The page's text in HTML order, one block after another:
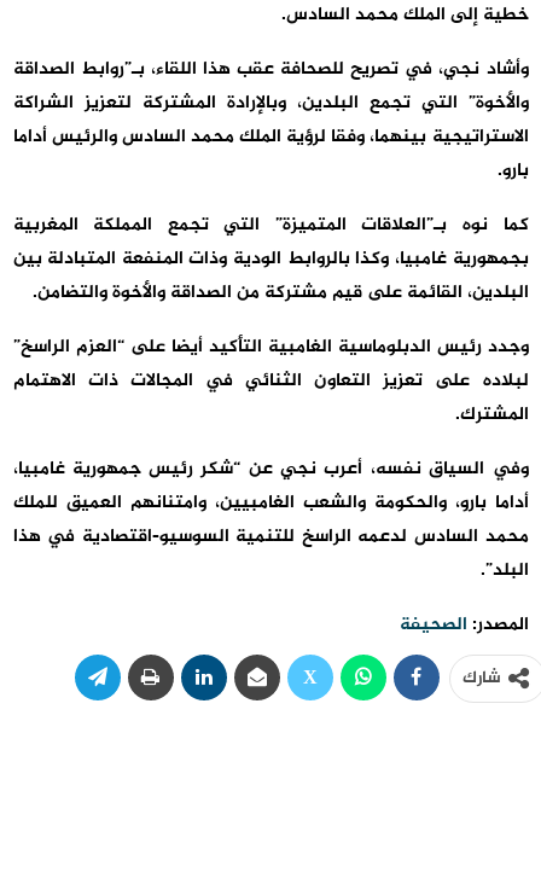
خطية إلى الملك محمد السادس.
وأشاد نجي، في تصريح للصحافة عقب هذا اللقاء، بـ”روابط الصداقة
والأخوة” التي تجمع البلدين، وبالإرادة المشتركة لتعزيز الشراكة
الاستراتيجية بينهما، وفقا لرؤية الملك محمد السادس والرئيس أداما
بارو.
كما نوه بـ”العلاقات المتميزة” التي تجمع المملكة المغربية
بجمهورية غامبيا، وكذا بالروابط الودية وذات المنفعة المتبادلة بين
البلدين، القائمة على قيم مشتركة من الصداقة والأخوة والتضامن.
وجدد رئيس الدبلوماسية الغامبية التأكيد أيضا على “العزم الراسخ”
لبلاده على تعزيز التعاون الثنائي في المجالات ذات الاهتمام
المشترك.
وفي السياق نفسه، أعرب نجي عن “شكر رئيس جمهورية غامبيا،
أداما بارو، والحكومة والشعب الغامبيين، وامتنانهم العميق للملك
محمد السادس لدعمه الراسخ للتنمية السوسيو-اقتصادية في هذا
البلد”.
المصدر: الصحيفة
شارك